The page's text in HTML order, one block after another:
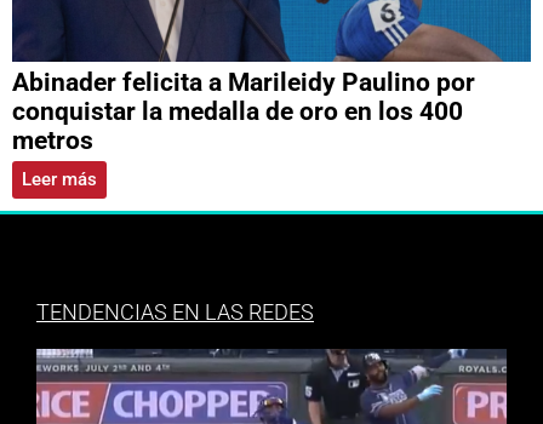
Abinader felicita a Marileidy Paulino por
conquistar la medalla de oro en los 400
metros
Leer más
TENDENCIAS EN LAS REDES